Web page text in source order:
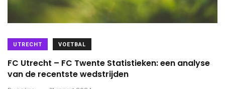
UTRECHT VOETBAL
FC Utrecht – FC Twente Statistieken: een analyse
van de recentste wedstrijden